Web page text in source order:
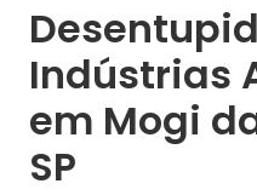
Indústrias
em Mogi
SP